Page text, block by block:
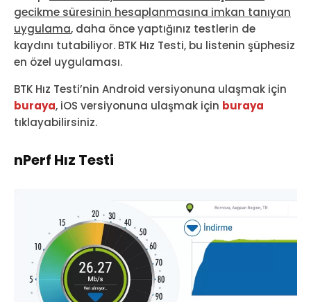
gecikme süresinin hesaplanmasına imkan tanıyan
uygulama, daha önce yaptığınız testlerin de
kaydını tutabiliyor. BTK Hız Testi, bu listenin şüphesiz
en özel uygulaması.
BTK Hız Testi’nin Android versiyonuna ulaşmak için
buraya, iOS versiyonuna ulaşmak için buraya
tıklayabilirsiniz.
nPerf Hız Testi